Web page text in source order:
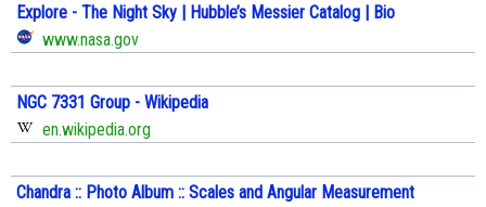
Explore - The Night Sky | Hubble’s Messier Catalog | Bio
www.nasa.gov
NGC 7331 Group - Wikipedia
en.wikipedia.org
Chandra :: Photo Album :: Scales and Angular Measurement